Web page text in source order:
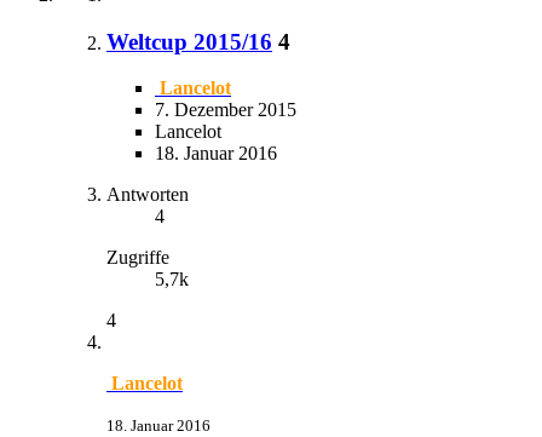
Weltcup 2015/16 4
Lancelot
7. Dezember 2015
Lancelot
18. Januar 2016
Antworten
4
Zugriffe
5,7k
4
Lancelot
18. Januar 2016